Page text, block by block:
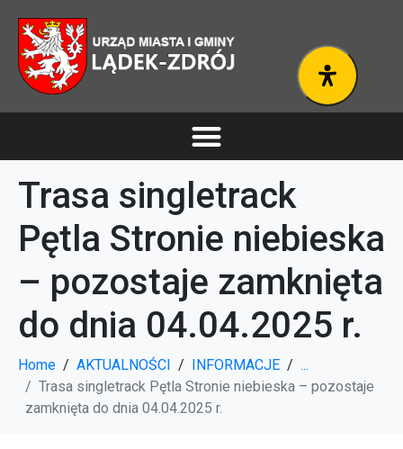
Trasa singletrack
Pętla Stronie niebieska
– pozostaje zamknięta
do dnia 04.04.2025 r.
Home AKTUALNOŚCI INFORMACJE
...
Trasa singletrack Pętla Stronie niebieska – pozostaje
zamknięta do dnia 04.04.2025 r.